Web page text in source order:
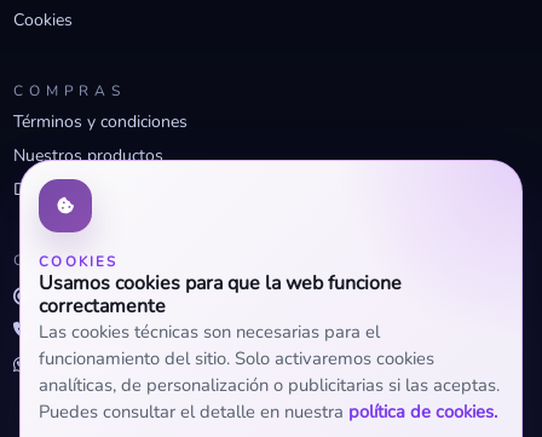
COOKIES
Usamos cookies para que la web funcione
correctamente
Las cookies técnicas son necesarias para el
funcionamiento del sitio. Solo activaremos cookies
analíticas, de personalización o publicitarias si las aceptas.
Puedes consultar el detalle en nuestra política de cookies.
Cookies
COMPRAS
Términos y condiciones
Nuestros productos
Descuentos profesionales
CONTACTO
info@openclima.com
919 32 73 23
+34 623 56 04 93 (WhatsApp)